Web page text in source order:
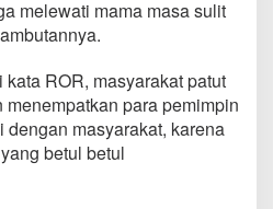
u
K
a
w
a
melewati mama masa sulit
ROR, masyarakat patut
para pemimpin
masyarakat, karena
betul betul